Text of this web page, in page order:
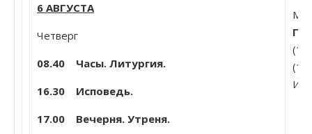
6 АВГУСТА
Четверг
08.40 Часы. Литургия.
16.30 Исповедь.
17.00 Вечерня. Утреня.
Мц.